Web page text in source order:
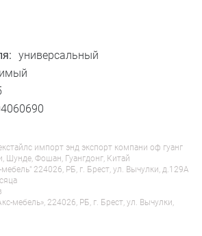
универсальный
импорт энд экспорт компани оф гуанг
Шунде, Фошан, Гуангдонг, Китай
224026, РБ, г. Брест, ул. Вычулки, д.129А
мебель», 224026, РБ, г. Брест, ул. Вычулки,